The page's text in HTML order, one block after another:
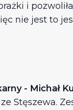
i
nie jest to
- Michał
Stęszewa.